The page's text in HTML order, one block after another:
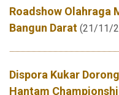
Roadshow Olahraga
Bangun Darat (21/11/
Dispora Kukar
Hantam